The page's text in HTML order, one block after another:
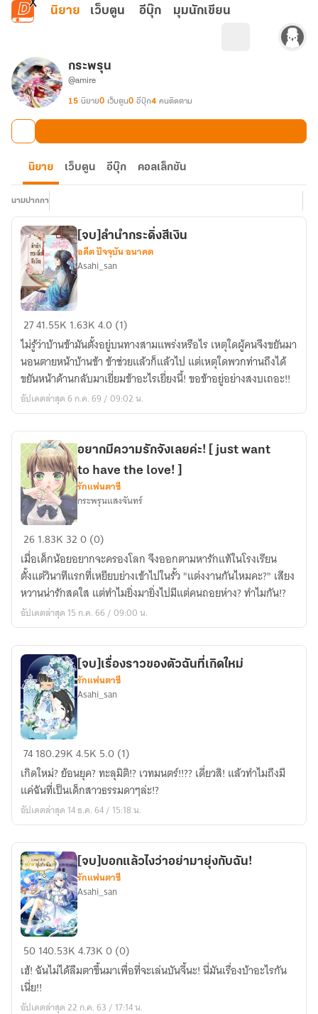
ข้ามไปยังเนื้อหาหลัก
นิยาย เว็บตูน อีบุ๊ก มุมนักเขียน
กระพรุน
@amire
15 นิยาย0 เว็บตูน0 อีบุ๊ก4 คนติดตาม
นิยาย เว็บตูน อีบุ๊ก คอลเล็กชัน
นามปากกา
[จบ]ลำนำ
กระดิ่ง
สี
เงิน
[จบ]ลำนำกระดิ่งสีเงิน
อดีต ปัจจุบัน อนาคต
Asahi_san
2741.55K 1.63K4.0 (1)
ไม่รู้ว่าบ้านข้ามันตั้งอยู่บนทางสามแพร่งหรือไร เหตุใดผู้คนจึงขยันมา
นอนตายหน้าบ้านข้า ข้าช่วยแล้วก็แล้วไป แต่เหตุใดพวกท่านถึงได้
ขยันหน้าด้านกลับมาเยี่ยมข้าอะไรเยี่ยงนี้! ขอข้าอยู่อย่างสงบเถอะ!!
อัปเดตล่าสุด 6 ก.ค. 69 / 09:02 น.
อยาก
มี
ความ
รัก
จัง
เลย
[
just
want
to
have
the
love!
]
อยากมีความรักจังเลยค่ะ! [ just want
to have the love! ]
รักแฟนตาซี
กระพรุนแสงจันทร์
261.83K 320 (0)
เมื่อเด็กน้อยอยากจะครองโลก จึงออกตามหารักแท้ในโรงเรียน
ตั้งแต่วินาทีแรกที่เหยียบย่างเข้าไปในรั้ว "แต่งงานกันไหมคะ?" เสียง
หวานน่ารักสดใส แต่ทำไมยิ่งมายิ่งไปมีแต่คนถอยห่าง? ทำไมกัน!?
อัปเดตล่าสุด 15 ก.ค. 66 / 09:00 น.
[จบ]เรื่อง
ราว
ของ
ตัว
ฉัน
เกิด
ใหม่
[จบ]เรื่องราวของตัวฉันที่เกิดใหม่
รักแฟนตาซี
Asahi_san
74180.29K4.5K 5.0 (1)
เกิดใหม่? ย้อนยุค? ทะลุมิติ!? เวทมนตร์!!?? เดี่ยวสิ! แล้วทำไมถึงมี
แค่ฉันที่เป็นเด็กสาวธรรมดาๆล่ะ!?
อัปเดตล่าสุด 14 ธ.ค. 64 / 15:18 น.
[จบ]บอก
แล้ว
ไง
ว่า
[จบ]บอกแล้วไงว่าอย่ามายุ่งกับฉัน!
รักแฟนตาซี
Asahi_san
50140.53K4.73K0 (0)
เฮ้! ฉันไม่ได้ลืมตาขึ้นมาเพื่อที่จะเล่นบันจี้นะ! นี่มันเรื่องบ้าอะไรกัน
เนี่ย!!
อัปเดตล่าสุด 22 ก.ค. 63 / 17:14 น.